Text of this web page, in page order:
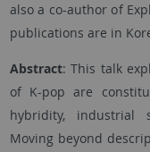
also a co-author of
publications are in
Abstract: This talk
of K-pop are
hybridity, industrial
Moving beyond